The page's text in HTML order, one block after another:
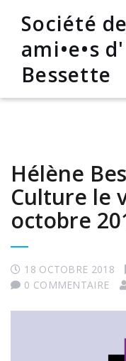
Société
ami•e•s
Bessette
Hélène
Culture le
octobre
18 OCTOBRE 2018
0 COMMENTAIRE